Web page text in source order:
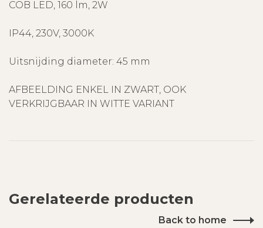
COB LED, 160 lm, 2W
IP44, 230V, 3000K
Uitsnijding diameter: 45 mm
AFBEELDING ENKEL IN ZWART, OOK
VERKRIJGBAAR IN WITTE VARIANT
Gerelateerde producten
Back to home